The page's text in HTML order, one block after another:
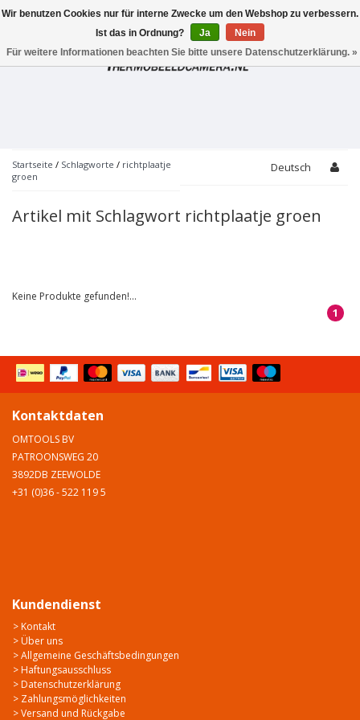
Toggle
Startseite / Schlagworte / richtplaatje
groen
Deutsch
Artikel mit Schlagwort richtplaatje groen
Keine Produkte gefunden!...
1
Kontaktdaten
OMTOOLS BV
PATROONSWEG 20
3892DB ZEEWOLDE
+31 (0)36 - 522 119 5
Kundendienst
> Kontakt
> Über uns
> Allgemeine Geschäftsbedingungen
> Haftungsausschluss
> Datenschutzerklärung
> Zahlungsmöglichkeiten
> Versand und Rückgabe
Wir benutzen Cookies nur für interne Zwecke um den Webshop zu verbessern.
Ist das in Ordnung?
Ja
Nein
Für weitere Informationen beachten Sie bitte unsere Datenschutzerklärung. »